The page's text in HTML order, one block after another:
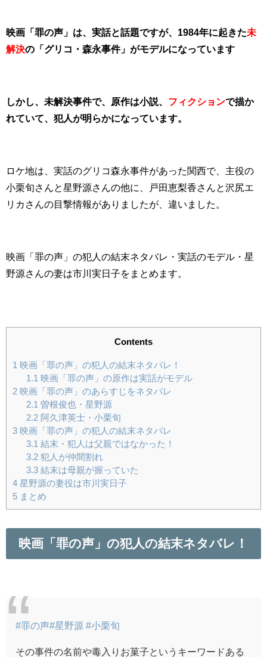
映画「罪の声」は、実話と話題ですが、1984年に起きた未
解決の「グリコ・森永事件」がモデルになっています
しかし、未解決事件で、原作は小説、 フィクションで描か
れていて、犯人が明らかになっています。
ロケ地は、実話のグリコ森永事件があった関西で、主役の
小栗旬さんと星野源さんの他に、戸田恵梨香さんと沢尻エ
リカさんの目撃情報がありましたが、違いました。
映画「罪の声」の犯人の結末ネタバレ・実話のモデル・星
野源さんの妻は市川実日子をまとめます。
Contents
1
映画「罪の声」の犯人の結末ネタバレ！
1.1
映画「罪の声」の原作は実話がモデル
2 映画「罪の声」のあらすじをネタバレ
2.1 曽根俊也・星野源
2.2阿久津英士・小栗旬
3 映画「罪の声」の犯人の結末ネタバレ
3.1 結末・犯人は父親ではなかった！
3.2犯人が仲間割れ
3.3結末は母親が握っていた
4 星野源の妻役は市川実日子
5 まとめ
映画「罪の声」の犯人の結末ネタバレ！
#罪の声#星野源 #小栗旬
その事件の名前や毒入りお菓子というキーワードある